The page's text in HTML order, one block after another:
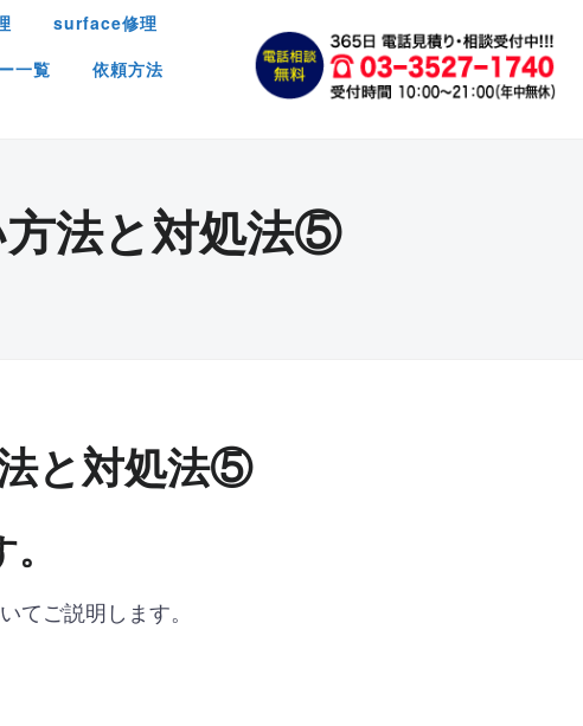
surface修理
一覧
依頼方法
法と対処法⑤
と対処法⑤
てご説明します。